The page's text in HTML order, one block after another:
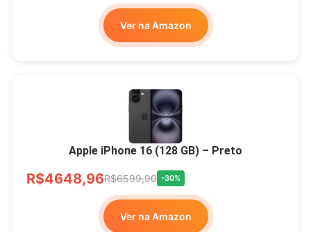
Ver na Amazon
Apple iPhone 16 (128 GB) – Preto
R$4648,96R$6599,90 -30%
Ver na Amazon